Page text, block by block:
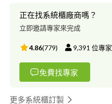
正在找系統櫃廠商嗎？
立即邀請專家來完成
4.86(779) 9,391 位專家
免費找專家
更多系統櫃訂製